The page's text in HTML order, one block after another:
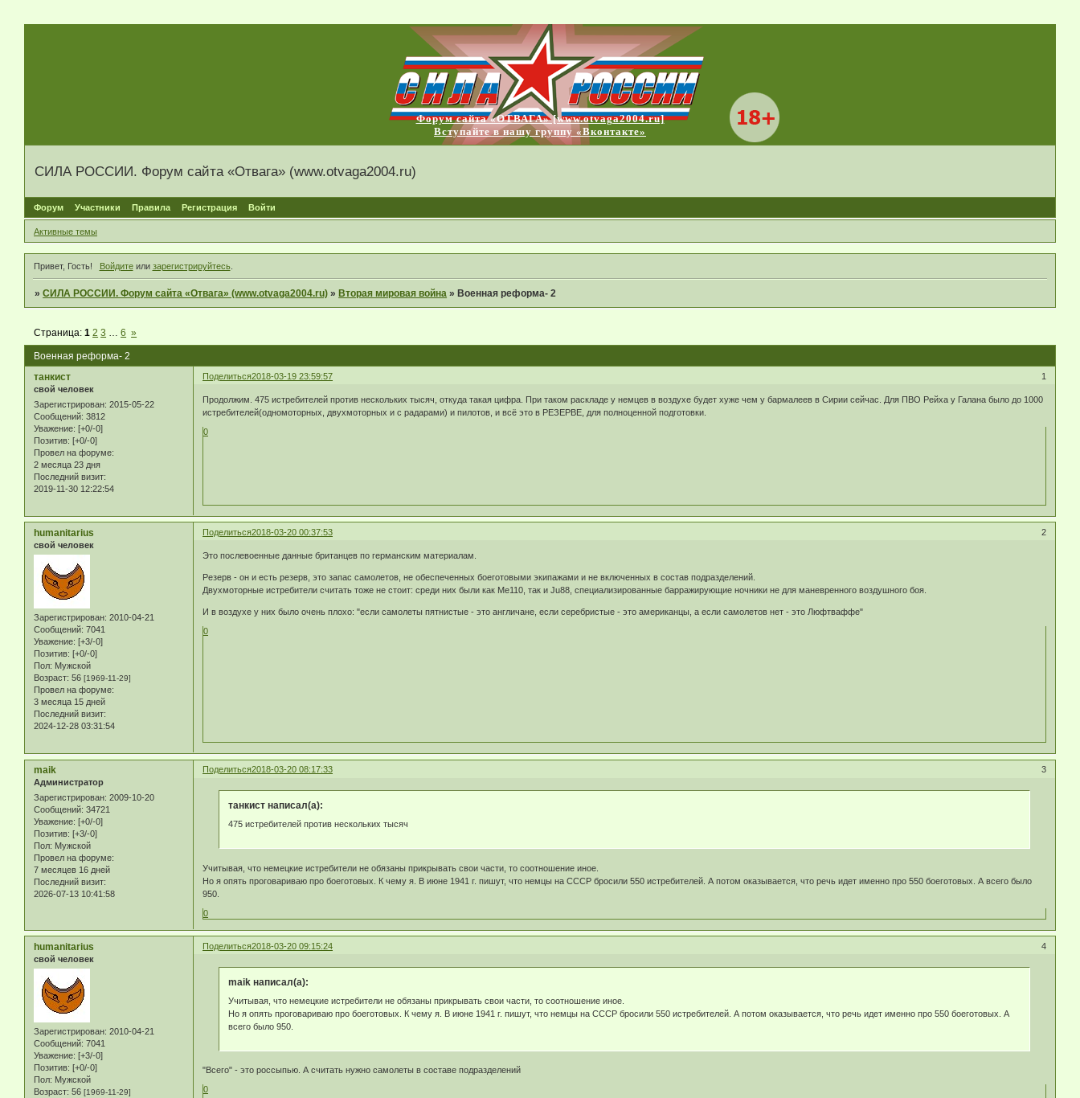
Форум сайта «ОТВАГА» [www.otvaga2004.ru]
Вступайте в нашу группу «Вконтакте»
СИЛА РОССИИ. Форум сайта «Отвага» (www.otvaga2004.ru)
Форум Участники Правила Регистрация Войти
Активные темы
Привет, Гость! Войдитеили зарегистрируйтесь.
»СИЛА РОССИИ. Форум сайта «Отвага» (www.otvaga2004.ru) » Вторая мировая война » Военная реформа- 2
Военная реформа- 2
Страница:1 2 3 6 »
Поделиться 1
2018-03-19 23:59:57
танкист
свой человек
Зарегистрирован: 2015-05-22
Сообщений: 3812
Уважение: [+0/-0]
Позитив: [+0/-0]
Провел на форуме:
2 месяца 23 дня
Последний визит:
2019-11-30 12:22:54
Продолжим. 475 истребителей против нескольких тысяч, откуда такая цифра. При таком раскладе у немцев в воздухе будет хуже чем у бармалеев в Сирии сейчас. Для ПВО Рейха у Галана было до 1000
истребителей(одномоторных, двухмоторных и с радарами) и пилотов, и всё это в РЕЗЕРВЕ, для полноценной подготовки.
0
Поделиться 2
2018-03-20 00:37:53
humanitarius
свой человек
Зарегистрирован: 2010-04-21
Сообщений: 7041
Уважение: [+3/-0]
Позитив: [+0/-0]
Пол: Мужской
Возраст: 56 [1969-11-29]
Провел на форуме:
3 месяца 15 дней
Последний визит:
2024-12-28 03:31:54
Это послевоенные данные британцев по германским материалам.
Резерв - он и есть резерв, это запас самолетов, не обеспеченных боеготовыми экипажами и не включенных в состав подразделений.
Двухмоторные истребители считать тоже не стоит: среди них были как Me110, так и Ju88, специализированные барражирующие ночники не для маневренного воздушного боя.
И в воздухе у них было очень плохо: "если самолеты пятнистые - это англичане, если серебристые - это американцы, а если самолетов нет - это Люфтваффе"
0
Поделиться 3
2018-03-20 08:17:33
maik
Администратор
Зарегистрирован: 2009-10-20
Сообщений: 34721
Уважение: [+0/-0]
Позитив: [+3/-0]
Пол: Мужской
Провел на форуме:
7 месяцев 16 дней
Последний визит:
2026-07-13 10:41:58
танкист написал(а):
475 истребителей против нескольких тысяч
Учитывая, что немецкие истребители не обязаны прикрывать свои части, то соотношение иное.
Но я опять проговариваю про боеготовых. К чему я. В июне 1941 г. пишут, что немцы на СССР бросили 550 истребителей. А потом оказывается, что речь идет именно про 550 боеготовых. А всего было
950.
0
Поделиться 4
2018-03-20 09:15:24
humanitarius
свой человек
Зарегистрирован: 2010-04-21
Сообщений: 7041
Уважение: [+3/-0]
Позитив: [+0/-0]
Пол: Мужской
Возраст: 56 [1969-11-29]
maik написал(а):
Учитывая, что немецкие истребители не обязаны прикрывать свои части, то соотношение иное.
Но я опять проговариваю про боеготовых. К чему я. В июне 1941 г. пишут, что немцы на СССР бросили 550 истребителей. А потом оказывается, что речь идет именно про 550 боеготовых. А
всего было 950.
"Всего" - это россыпью. А считать нужно самолеты в составе подразделений
0